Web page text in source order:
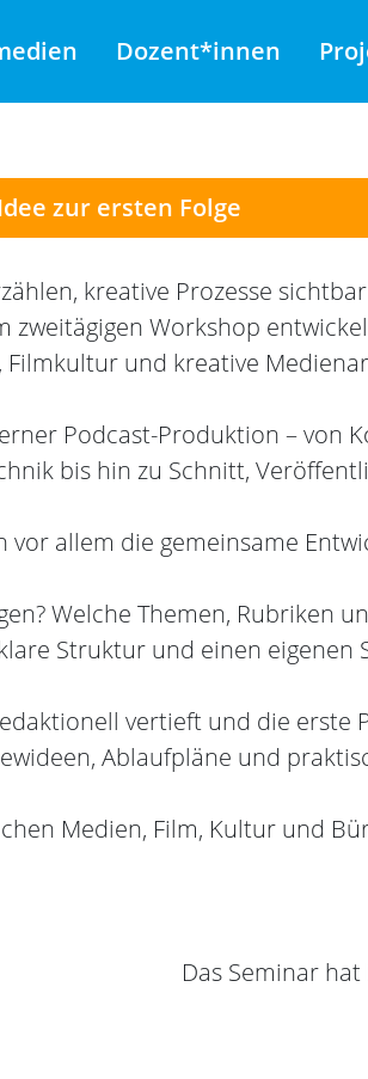
Dozent*innen
zur ersten Folge
kreative Prozesse
Workshop
und kreative
Podcast-Produktion – von
bis hin zu Schnitt,
allem die gemeinsame
Welche Themen, Rubriken
Struktur und einen eigenen
vertieft und die erste
Ablaufpläne und
Medien, Film, Kultur und
Das Seminar